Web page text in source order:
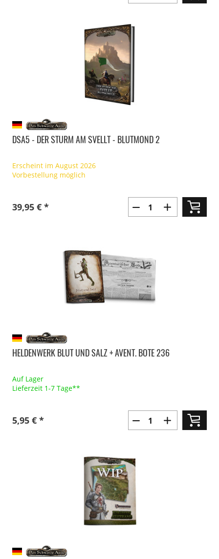
DSA5 - DER STURM AM SVELLT - BLUTMOND 2
Erscheint im August 2026
Vorbestellung möglich
39,95 € *
HELDENWERK BLUT UND SALZ + AVENT. BOTE 236
Auf Lager
Lieferzeit 1-7 Tage**
5,95 € *